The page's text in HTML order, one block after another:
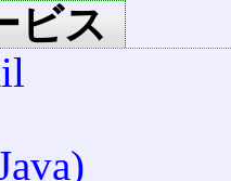
ビス